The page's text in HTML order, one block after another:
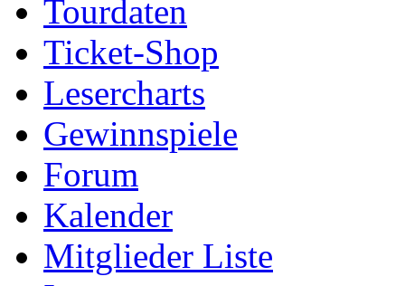
Tourdaten
Ticket-Shop
Lesercharts
Gewinnspiele
Forum
Kalender
Mitglieder Liste